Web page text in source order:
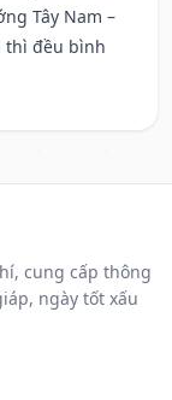
Tây Nam –
thì đều bình
cung cấp thông
ngày tốt xấu